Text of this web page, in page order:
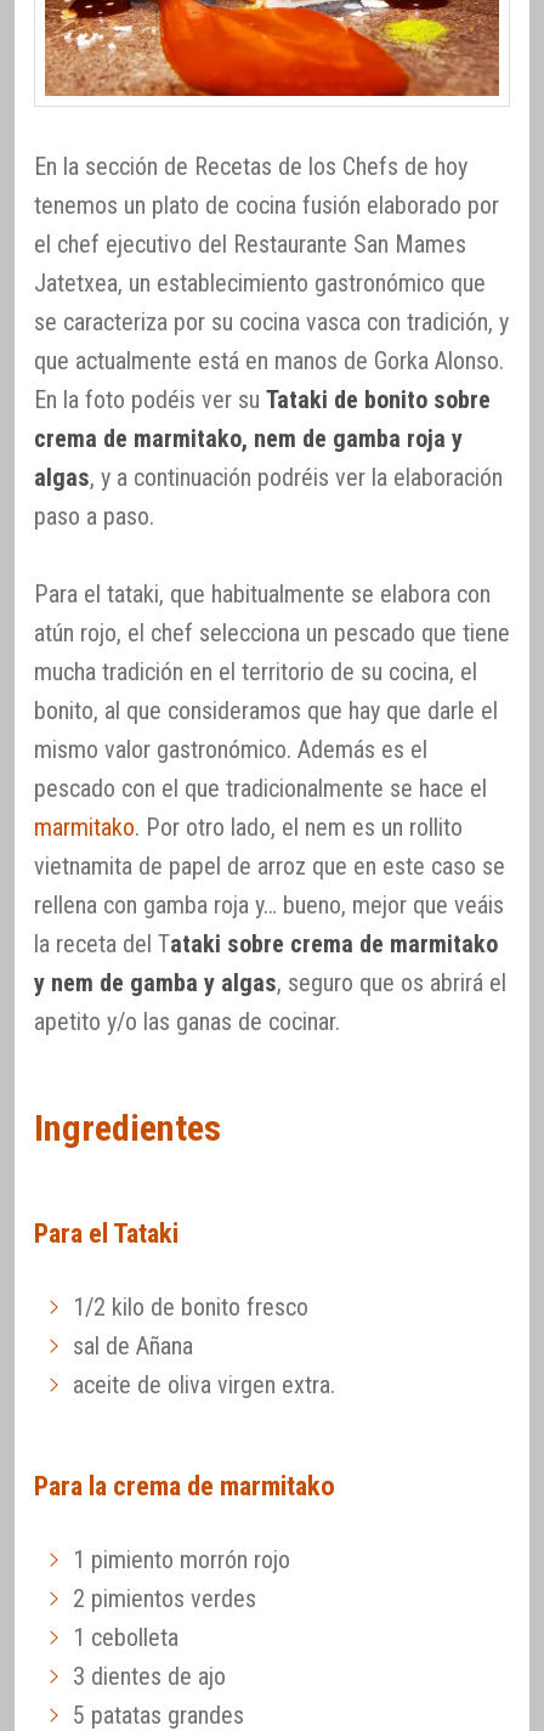
En la sección de Recetas de los Chefs de hoy
tenemos un plato de cocina fusión elaborado por
el chef ejecutivo del Restaurante San Mames
Jatetxea, un establecimiento gastronómico que
se caracteriza por su cocina vasca con tradición, y
que actualmente está en manos de Gorka Alonso.
En la foto podéis ver su Tataki de bonito sobre
crema de marmitako, nem de gamba roja y
algas, y a continuación podréis ver la elaboración
paso a paso.
Para el tataki, que habitualmente se elabora con
atún rojo, el chef selecciona un pescado que tiene
mucha tradición en el territorio de su cocina, el
bonito, al que consideramos que hay que darle el
mismo valor gastronómico. Además es el
pescado con el que tradicionalmente se hace el
marmitako. Por otro lado, el nem es un rollito
vietnamita de papel de arroz que en este caso se
rellena con gamba roja y… bueno, mejor que veáis
la receta del Tataki sobre crema de marmitako
y nem de gamba y algas, seguro que os abrirá el
apetito y/o las ganas de cocinar.
Ingredientes
Para el Tataki
1/2 kilo de bonito fresco
sal de Añana
aceite de oliva virgen extra.
Para la crema de marmitako
1 pimiento morrón rojo
2 pimientos verdes
1 cebolleta
3 dientes de ajo
5 patatas grandes